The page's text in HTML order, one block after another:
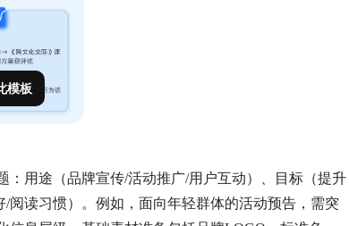
模板
用途（品牌宣传/活动推广/用户互动）、目标（提升
阅读习惯）。例如，面向年轻群体的活动预告，需突